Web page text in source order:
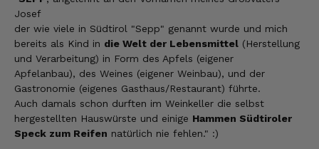
Josef
der wie viele in Südtirol "Sepp" genannt wurde und mich
bereits als Kind in die Welt der Lebensmittel (Herstellung
und Verarbeitung) in Form des Apfels (eigener
Apfelanbau), des Weines (eigener Weinbau), und der
Gastronomie (eigenes Gasthaus/Restaurant) führte.
Auch damals schon durften im Weinkeller die selbst
hergestellten Hauswürste und einige Hammen Südtiroler
Speck zum Reifen natürlich nie fehlen." :)
Verifizierter Kunde
Eurer Speck 🥓 ist einfach zum reinknien. Der
Geschmack… wie auf Wolke sieben.
Wolfgang